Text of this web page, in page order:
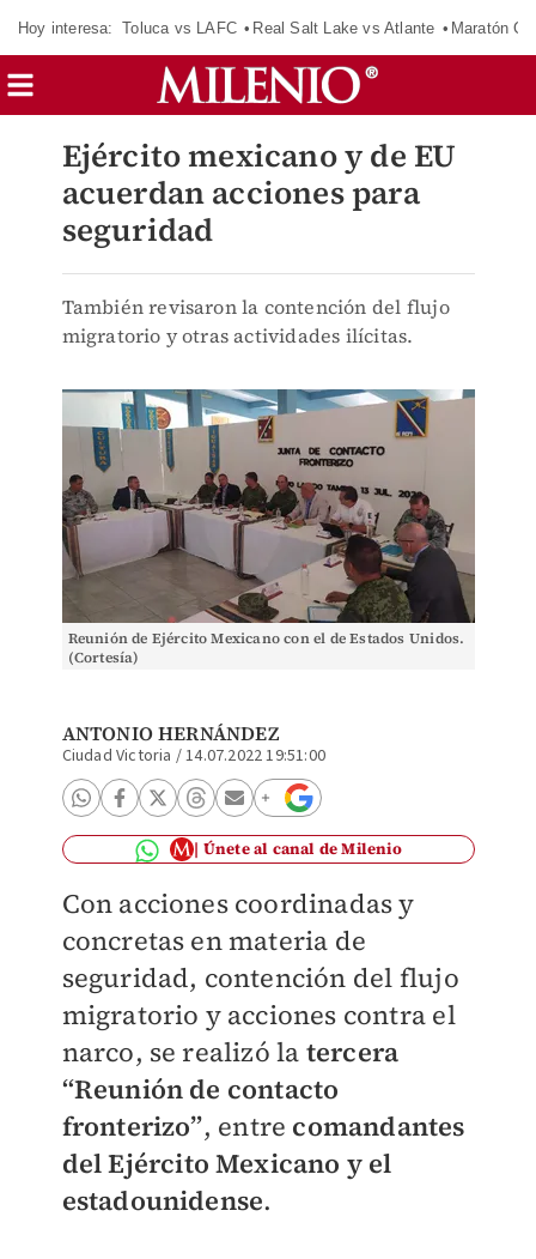
Hoy interesa: Toluca vs LAFC Real Salt Lake vs Atlante Maratón
Ejército mexicano y de EU
acuerdan acciones para
seguridad
También revisaron la contención del flujo
migratorio y otras actividades ilícitas.
Reunión de Ejército Mexicano con el de Estados Unidos.
(Cortesía)
ANTONIO HERNÁNDEZ
Ciudad Victoria /14.07.2022 19:51:00
Únete al canal de Milenio
Con acciones coordinadas y
concretas en materia de
seguridad, contención del flujo
migratorio y acciones contra el
narco, se realizó la tercera
“Reunión de contacto
fronterizo”, entre comandantes
del Ejército Mexicano y el
estadounidense.